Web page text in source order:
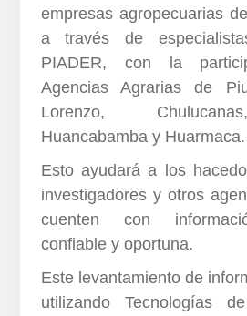
empresas agropecuarias
a través de
PIADER, con la
Agencias Agrarias de
Lorenzo,
Huancabamba y Huarmaca.
Esto ayudará a los
investigadores y otros
cuenten con
confiable y oportuna.
Este levantamiento de
utilizando Tecnologías